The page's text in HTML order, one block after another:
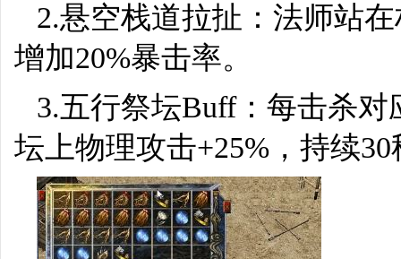
2.悬空栈道拉扯：法师站
增加20%暴击率。
3.五行祭坛Buff：每击杀
坛上物理攻击+25%，持续30